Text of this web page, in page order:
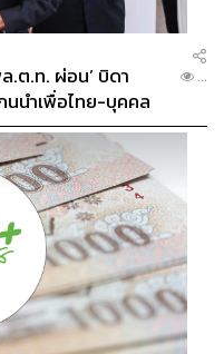
ต.ท. ผ่อน’ บิดา
นนำเพื่อไทย-บุคคล
...